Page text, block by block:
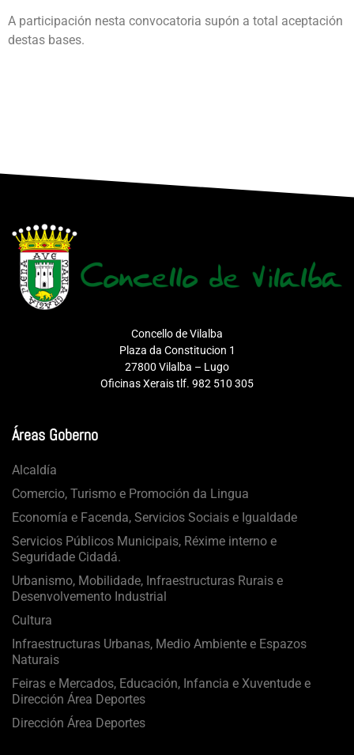
A participación nesta convocatoria supón a total aceptación
destas bases.
Concello de Vilalba
Plaza da Constitucion 1
27800 Vilalba – Lugo
Oficinas Xerais tlf. 982 510 305
Áreas Goberno
Alcaldía
Comercio, Turismo e Promoción da Lingua
Economía e Facenda, Servicios Sociais e Igualdade
Servicios Públicos Municipais, Réxime interno e
Seguridade Cidadá.
Urbanismo, Mobilidade, Infraestructuras Rurais e
Desenvolvemento Industrial
Cultura
Infraestructuras Urbanas, Medio Ambiente e Espazos
Naturais
Feiras e Mercados, Educación, Infancia e Xuventude e
Dirección Área Deportes
Dirección Área Deportes